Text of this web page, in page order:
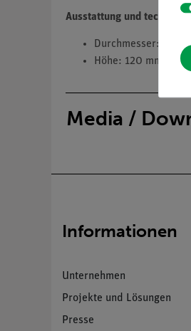
Ausstattung und
Durchmesser: 130
Höhe: 120 mm
Media /
Informationen
Unternehmen
Projekte und Lösungen
Presse